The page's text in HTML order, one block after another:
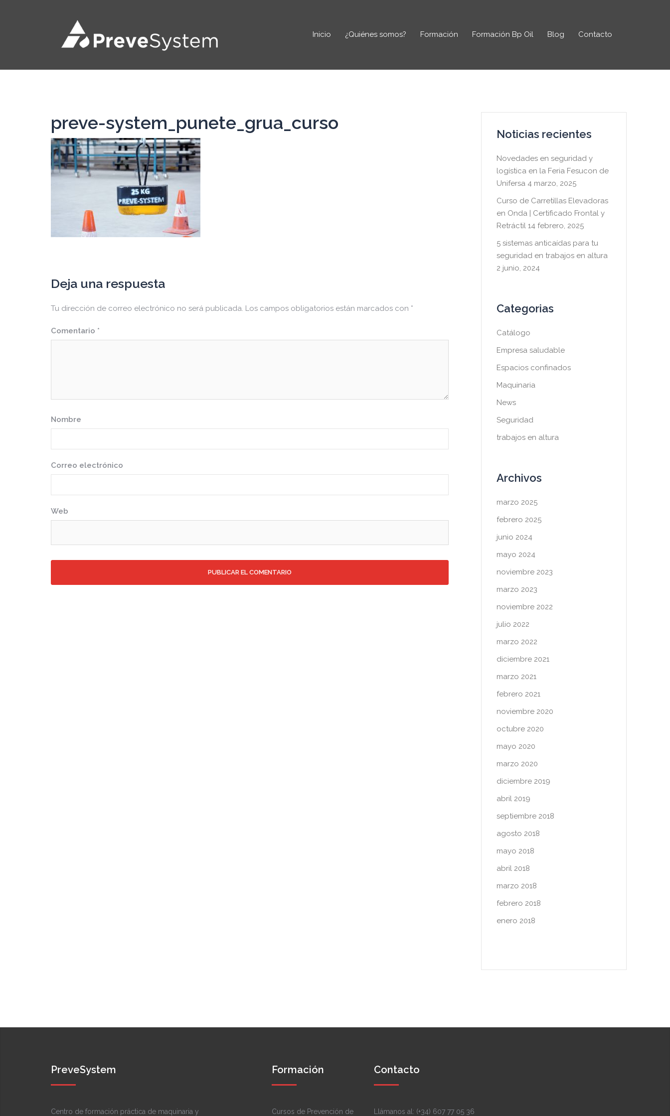
Inicio ¿Quiénes somos? Formación Formación Bp Oil Blog Contacto
preve-system_punete_grua_curso
Deja una respuesta
Tu dirección de correo electrónico no será publicada. Los campos obligatorios están marcados con *
Comentario *
Nombre
Correo electrónico
Web
Noticias recientes
Novedades en seguridad y
logística en la Feria Fesucon de
Unifersa 4 marzo, 2025
Curso de Carretillas Elevadoras
en Onda | Certificado Frontal y
Retráctil 14 febrero, 2025
5 sistemas anticaídas para tu
seguridad en trabajos en altura
2 junio, 2024
Categorias
Catálogo
Empresa saludable
Espacios confinados
Maquinaria
News
Seguridad
trabajos en altura
Archivos
marzo 2025
febrero 2025
junio 2024
mayo 2024
noviembre 2023
marzo 2023
noviembre 2022
julio 2022
marzo 2022
diciembre 2021
marzo 2021
febrero 2021
noviembre 2020
octubre 2020
mayo 2020
marzo 2020
diciembre 2019
abril 2019
septiembre 2018
agosto 2018
mayo 2018
abril 2018
marzo 2018
febrero 2018
enero 2018
PreveSystem
Centro de formación práctica de maquinaria y
Formación
Cursos de Prevención de
Contacto
Llámanos al: (+34) 607 77 05 36